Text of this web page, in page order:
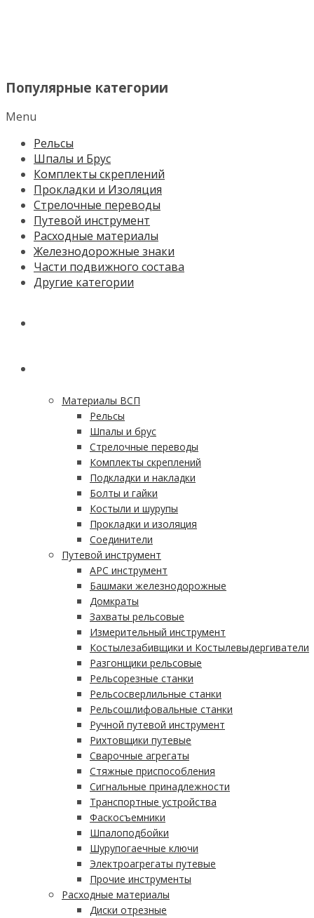
Популярные категории
Menu
Рельсы
Шпалы и Брус
Комплекты скреплений
Прокладки и Изоляция
Стрелочные переводы
Путевой инструмент
Расходные материалы
Железнодорожные знаки
Части подвижного состава
Другие категории
Материалы ВСП
Рельсы
Шпалы и брус
Стрелочные переводы
Комплекты скреплений
Подкладки и накладки
Болты и гайки
Костыли и шурупы
Прокладки и изоляция
Соединители
Путевой инструмент
АРС инструмент
Башмаки железнодорожные
Домкраты
Захваты рельсовые
Измерительный инструмент
Костылезабивщики и Костылевыдергиватели
Разгонщики рельсовые
Рельсорезные станки
Рельсосверлильные станки
Рельсошлифовальные станки
Ручной путевой инструмент
Рихтовщики путевые
Сварочные агрегаты
Стяжные приспособления
Сигнальные принадлежности
Транспортные устройства
Фаскосъемники
Шпалоподбойки
Шурупогаечные ключи
Электроагрегаты путевые
Прочие инструменты
Расходные материалы
Диски отрезные